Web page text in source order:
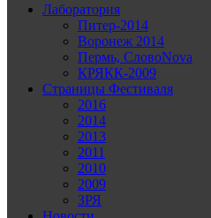
Лаборатория
Питер-2014
Воронеж 2014
Пермь, СловоNova
КРЯКК-2009
Страницы Фестиваля
2016
2014
2013
2011
2010
2009
ЗРЯ